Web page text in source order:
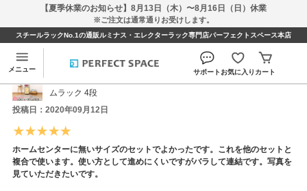
【夏季休業のお知らせ】8月13日（木）〜8月16日（日）休業
※ご注文は通常通りお受けします。
スチールラックNo.1の通販ルミナス・エレクターラック専門店パーフェクトスペース本店
メニュー サポートお気に入り カート
久米仙人さんのレビュー
ムラック 4段
投稿日：2020年09月12日
ホームセンターに無いサイズのセットでよかったです。これを他のセットと
複合で使います。使い方として進めにくいですがバラして連結です。写真を
見ていただきたいです。